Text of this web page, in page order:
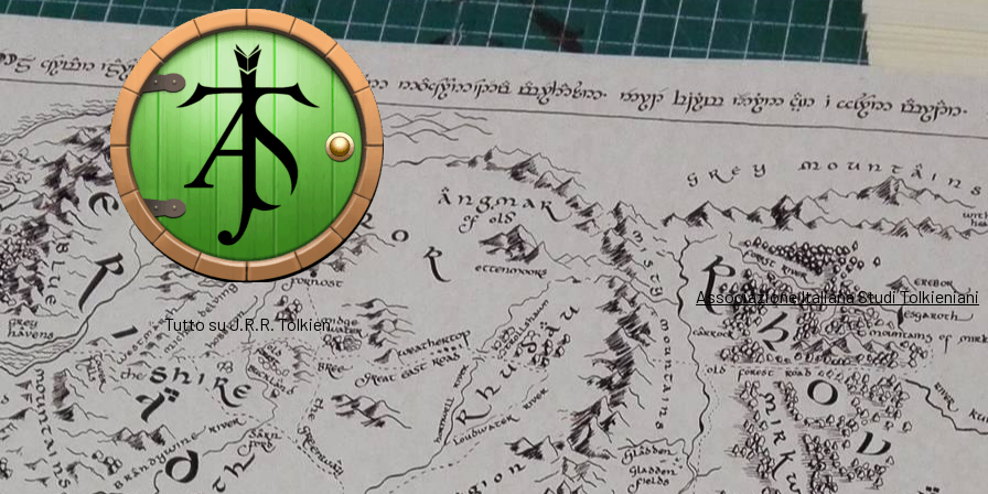
Associazione Italiana Studi Tolkieniani
Tutto su J.R.R. Tolkien